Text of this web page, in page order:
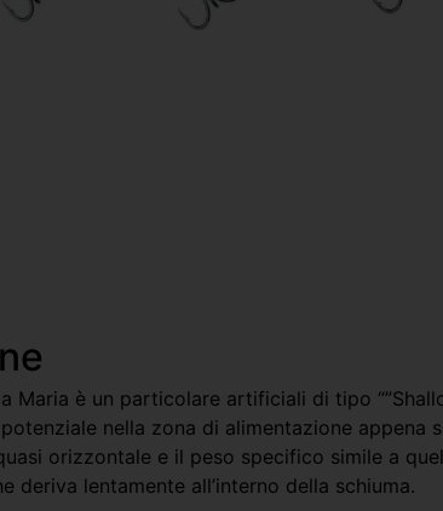
Maria è un particolare artificiali di tipo
nella zona di alimentazione appena
orizzontale e il peso specifico simile a
deriva lentamente all’interno della schiuma.